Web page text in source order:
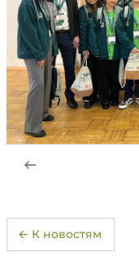
← К новостям